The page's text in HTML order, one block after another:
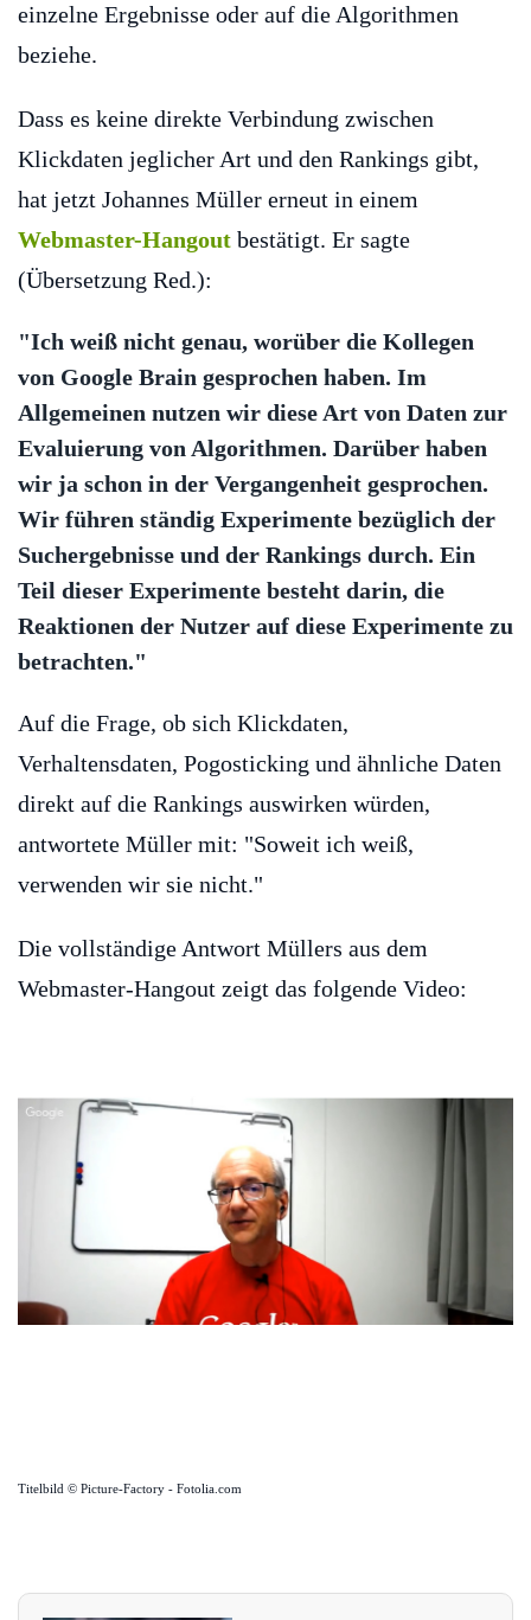
einzelne Ergebnisse oder auf die Algorithmen
beziehe.
Dass es keine direkte Verbindung zwischen
Klickdaten jeglicher Art und den Rankings gibt,
hat jetzt Johannes Müller erneut in einem
Webmaster-Hangout bestätigt. Er sagte
(Übersetzung Red.):
"Ich weiß nicht genau, worüber die Kollegen
von Google Brain gesprochen haben. Im
Allgemeinen nutzen wir diese Art von Daten zur
Evaluierung von Algorithmen. Darüber haben
wir ja schon in der Vergangenheit gesprochen.
Wir führen ständig Experimente bezüglich der
Suchergebnisse und der Rankings durch. Ein
Teil dieser Experimente besteht darin, die
Reaktionen der Nutzer auf diese Experimente zu
betrachten."
Auf die Frage, ob sich Klickdaten,
Verhaltensdaten, Pogosticking und ähnliche Daten
direkt auf die Rankings auswirken würden,
antwortete Müller mit: "Soweit ich weiß,
verwenden wir sie nicht."
Die vollständige Antwort Müllers aus dem
Webmaster-Hangout zeigt das folgende Video:
Titelbild © Picture-Factory - Fotolia.com